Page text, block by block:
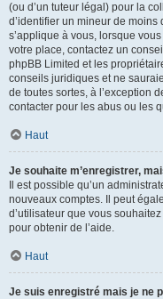
(ou d’un tuteur légal) pour la
d’identifier un mineur de moins
s’applique à vous, lorsque
votre place, contactez un
phpBB Limited et les
conseils juridiques et ne
de toutes sortes, à l’exception
contacter pour les abus ou les
Haut
Je souhaite m’enregistrer,
Il est possible qu’un
nouveaux comptes. Il peut
d’utilisateur que vous
pour obtenir de l’aide.
Haut
Je suis enregistré mais je ne